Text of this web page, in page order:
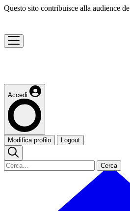
Questo sito contribuisce alla audience de
Accedi
Modifica profilo Logout
Cerca